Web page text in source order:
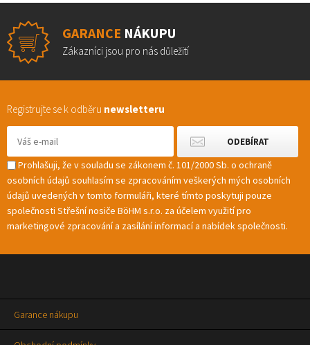
GARANCE NÁKUPU
Zákazníci jsou pro nás důležití
Registrujte se k odběru newsletteru
Prohlašuji, že v souladu se zákonem č. 101/2000 Sb. o ochraně
osobních údajů souhlasím se zpracováním veškerých mých osobních
údajů uvedených v tomto formuláři, které tímto poskytuji pouze
společnosti Střešní nosiče BöHM s.r.o. za účelem využití pro
marketingové zpracování a zasílání informací a nabídek společnosti.
Garance nákupu